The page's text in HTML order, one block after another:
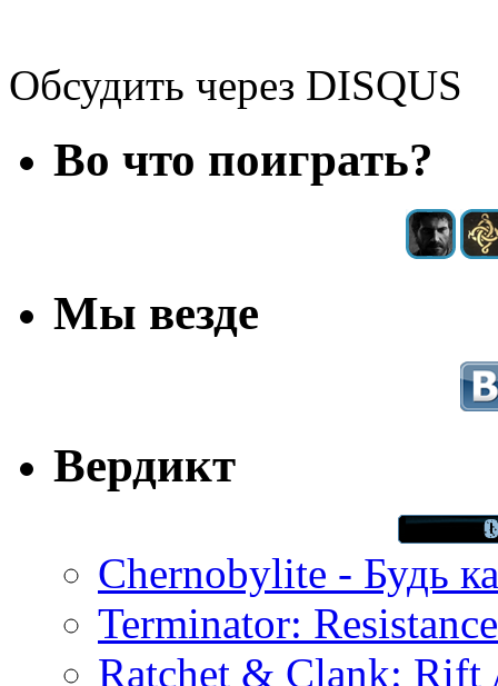
Обсудить через DISQUS
Во что поиграть?
Мы везде
Вердикт
Chernobylite - Будь
Terminator:
Ratchet & Clank: Rift